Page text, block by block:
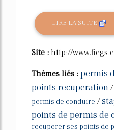
LIRE LA SUITE
Site : http://
Thèmes liés : permis
points recuperation /
permis de conduire /
points de permis de
recuperer ses points de